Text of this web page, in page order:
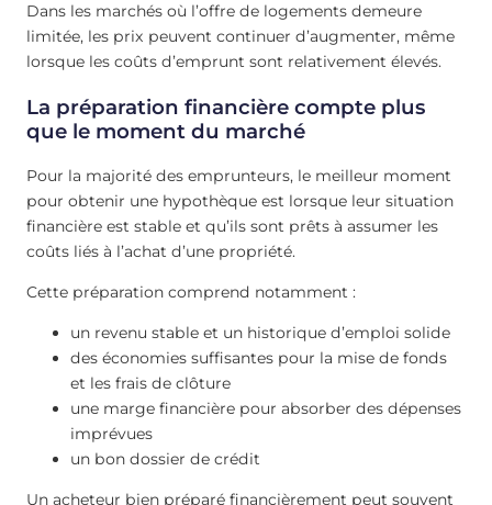
Dans les marchés où l’offre de logements demeure
limitée, les prix peuvent continuer d’augmenter, même
lorsque les coûts d’emprunt sont relativement élevés.
La préparation financière compte plus
que le moment du marché
Pour la majorité des emprunteurs, le meilleur moment
pour obtenir une hypothèque est lorsque leur situation
financière est stable et qu’ils sont prêts à assumer les
coûts liés à l’achat d’une propriété.
Cette préparation comprend notamment :
un revenu stable et un historique d’emploi solide
des économies suffisantes pour la mise de fonds
et les frais de clôture
une marge financière pour absorber des dépenses
imprévues
un bon dossier de crédit
Un acheteur bien préparé financièrement peut souvent